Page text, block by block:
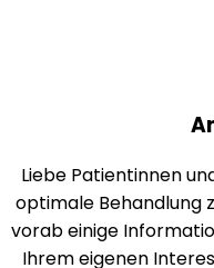
Liebe Patientinnen
optimale Behandlung
vorab einige
Ihrem eigenen